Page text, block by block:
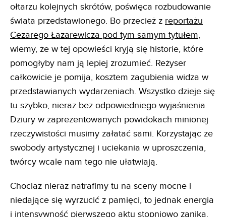
ołtarzu kolejnych skrótów, poświęca rozbudowanie
świata przedstawionego. Bo przecież z reportażu
Cezarego Łazarewicza pod tym samym tytułem,
wiemy, że w tej opowieści kryją się historie, które
pomogłyby nam ją lepiej zrozumieć. Reżyser
całkowicie je pomija, kosztem zagubienia widza w
przedstawianych wydarzeniach. Wszystko dzieje się
tu szybko, nieraz bez odpowiedniego wyjaśnienia.
Dziury w zaprezentowanych powidokach minionej
rzeczywistości musimy załatać sami. Korzystając ze
swobody artystycznej i uciekania w uproszczenia,
twórcy wcale nam tego nie ułatwiają.
Chociaż nieraz natrafimy tu na sceny mocne i
niedające się wyrzucić z pamięci, to jednak energia
i intensywność pierwszego aktu stopniowo zanika.